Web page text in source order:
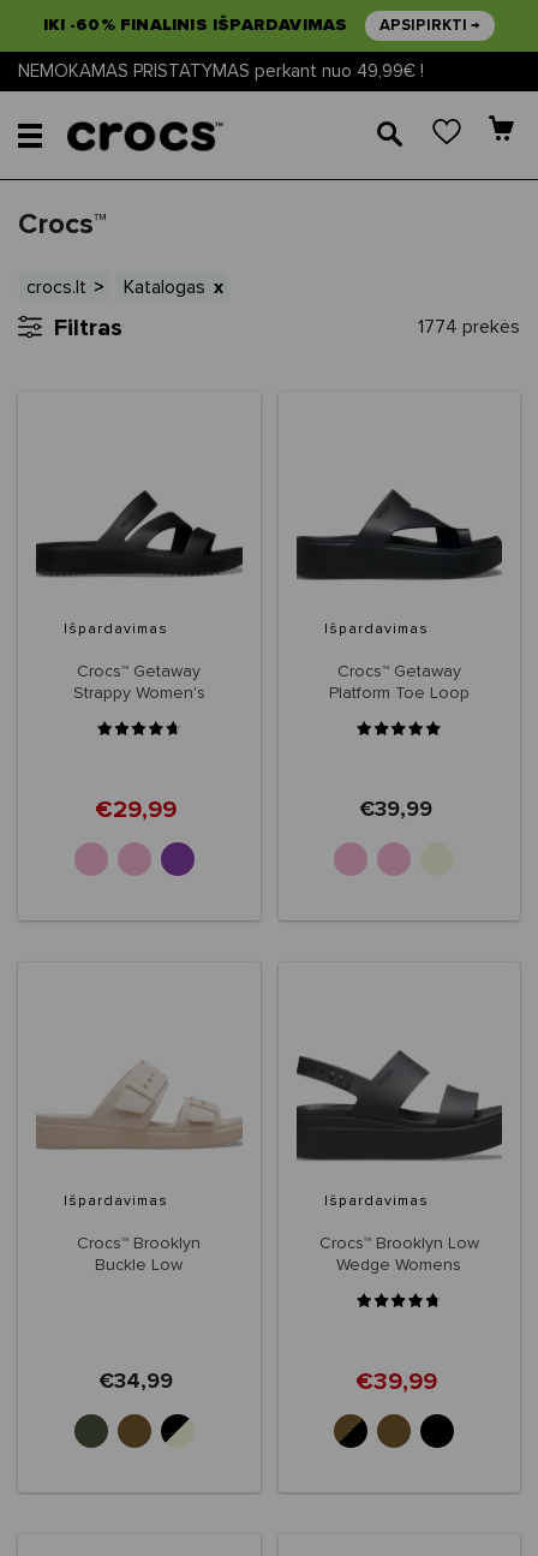
IKI -60% FINALINIS IŠPARDAVIMAS APSIPIRKTI →
NEMOKAMAS PRISTATYMAS perkant nuo 49,99€ !
🔎
Crocs™
crocs.lt Katalogas
Filtras 1774 prekės
Išpardavimas
Crocs™ Getaway
Strappy Women's
€29,99
Išpardavimas
Crocs™ Getaway
Platform Toe Loop
€39,99
Išpardavimas
Crocs™ Brooklyn
Buckle Low
€34,99
Išpardavimas
Crocs™ Brooklyn Low
Wedge Womens
€39,99